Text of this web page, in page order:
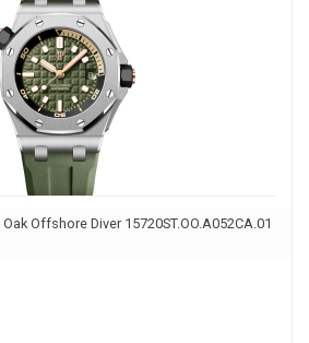
Offshore Diver 15720ST.OO.A052CA.01